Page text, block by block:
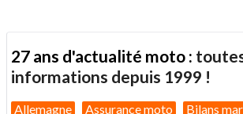
27 ans d'actualité moto :
informations depuis 1999 !
Allemagne Assurance moto
Bilans